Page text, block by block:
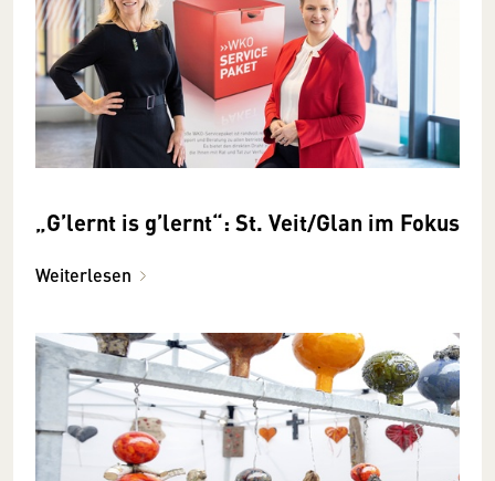
„G’lernt is g’lernt“: St. Veit/Glan im Fokus
Weiterlesen